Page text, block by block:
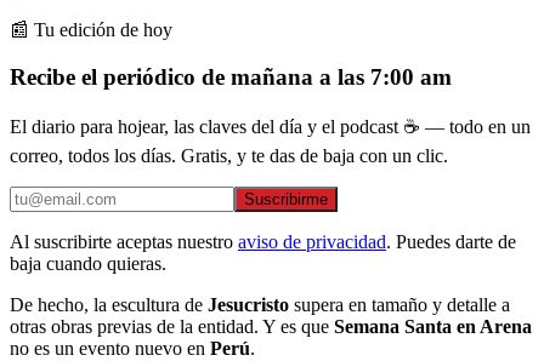
📰 Tu edición de hoy
Recibe el periódico de mañana a las 7:00 am
El diario para hojear, las claves del día y el podcast ☕ — todo en un
correo, todos los días. Gratis, y te das de baja con un clic.
Suscribirme
Al suscribirte aceptas nuestro aviso de privacidad. Puedes darte de
baja cuando quieras.
De hecho, la escultura de Jesucristo supera en tamaño y detalle a
otras obras previas de la entidad. Y es que Semana Santa en Arena
no es un evento nuevo en Perú.